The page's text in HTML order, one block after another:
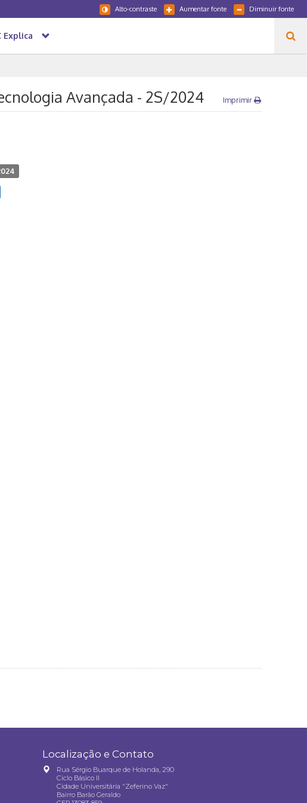
Diminuir fonte
Aumentar fonte
Alto-contraste
Explica
Avançada - 2S/2024 Imprimir
Localização e Contato
Rua Sérgio Buarque de Holanda, 290
Ciclo Básico II
Cidade Universitária "Zeferino Vaz"
Bairro Barão Geraldo